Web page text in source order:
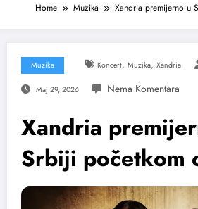
Home Muzika Xandria premijerno u
Muzika Koncert, Muzika, Xandria
Maj 29, 2026
Xandria
Srbiji početkom